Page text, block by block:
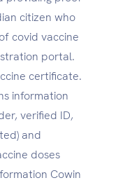
citizen who
covid vaccine
portal.
certificate.
information
verified ID,
and
doses
Cowin